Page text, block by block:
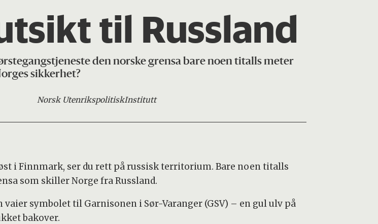
til Russland
den norske grensa bare noen titalls meter
sikkerhet?
Norsk UtenrikspolitiskInstitutt
i Finnmark, ser du rett på russisk territorium. Bare noen titalls
som skiller Norge fra Russland.
symbolet til Garnisonen i Sør-Varanger (GSV) – en gul ulv på
bakover.